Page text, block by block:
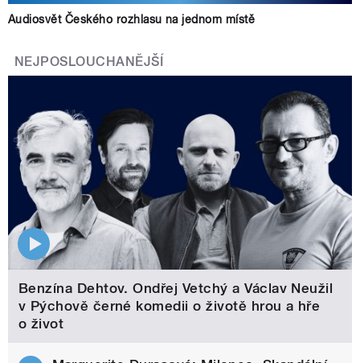
Audiosvět Českého rozhlasu na jednom místě
NEJPOSLOUCHANĚJŠÍ
Benzína Dehtov. Ondřej Vetchý a Václav Neužil
v Pýchově černé komedii o životě hrou a hře
o život